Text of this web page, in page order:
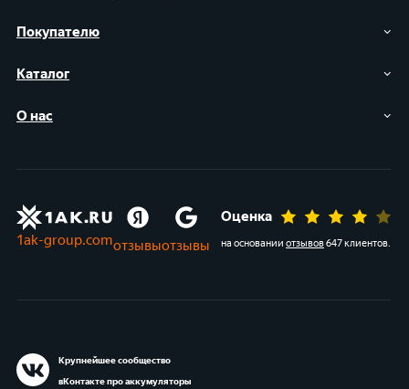
Покупателю
Каталог
О нас
1ak-group.comотзывыотзывы
Оценка
на основании отзывов647 клиентов.
Крупнейшее сообщество
вКонтакте про аккумуляторы